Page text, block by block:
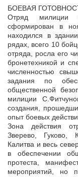
БОЕВАЯ
Отряд милиции
сформирован в
находился в
рядах, всего 10
отряда, росла его
бронетехникой и
численностью
задания по
общественной
милиции
создания,
опыт боевых
Зона действия
Зверево, Гуково,
Калитва и весь
в обеспечении
протеста,
мероприятий, но